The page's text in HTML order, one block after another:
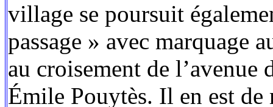
village se poursuit
passage » avec marquage
au croisement de l’avenue
Émile Pouytès. Il en est de